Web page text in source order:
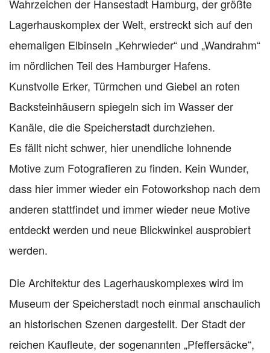
Wahrzeichen der Hansestadt Hamburg, der größte
Lagerhauskomplex der Welt, erstreckt sich auf den
ehemaligen Elbinseln „Kehrwieder“ und „Wandrahm“
im nördlichen Teil des Hamburger Hafens.
Kunstvolle Erker, Türmchen und Giebel an roten
Backsteinhäusern spiegeln sich im Wasser der
Kanäle, die die Speicherstadt durchziehen.
Es fällt nicht schwer, hier unendliche lohnende
Motive zum Fotografieren zu finden. Kein Wunder,
dass hier immer wieder ein Fotoworkshop nach dem
anderen stattfindet und immer wieder neue Motive
entdeckt werden und neue Blickwinkel ausprobiert
werden.
Die Architektur des Lagerhauskomplexes wird im
Museum der Speicherstadt noch einmal anschaulich
an historischen Szenen dargestellt. Der Stadt der
reichen Kaufleute, der sogenannten „Pfeffersäcke“,